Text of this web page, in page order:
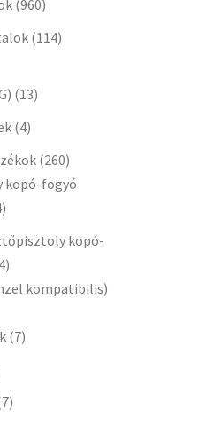
(960)
(114)
(13)
(4)
(260)
kopó-fogyó
kopó-
kompatibilis)
(7)